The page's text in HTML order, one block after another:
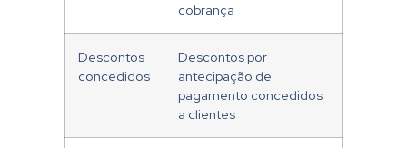
cobrança
Descontos
concedidos
Descontos por
antecipação de
pagamento concedidos
a clientes